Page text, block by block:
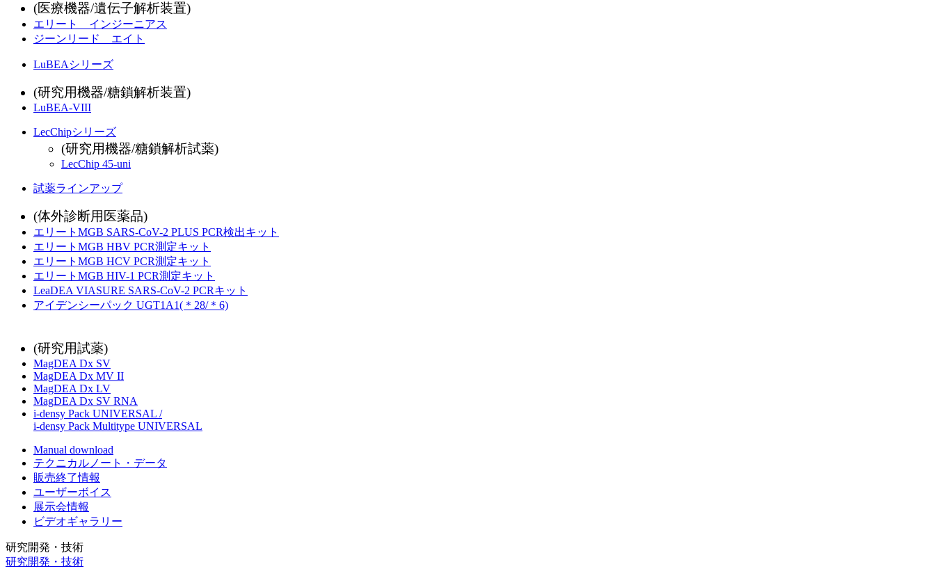
(医療機器/遺伝子解析装置)
エリート インジーニアス
ジーンリード エイト
LuBEAシリーズ
(研究用機器/糖鎖解析装置)
LuBEA-VIII
LecChipシリーズ
(研究用機器/糖鎖解析試薬)
LecChip 45-uni
試薬ラインアップ
(体外診断用医薬品)
エリートMGB SARS-CoV-2 PLUS PCR検出キット
エリートMGB HBV PCR測定キット
エリートMGB HCV PCR測定キット
エリートMGB HIV-1 PCR測定キット
LeaDEA VIASURE SARS-CoV-2 PCRキット
アイデンシーパック UGT1A1(＊28/＊6)
(研究用試薬)
MagDEA Dx SV
MagDEA Dx MV II
MagDEA Dx LV
MagDEA Dx SV RNA
i-densy Pack UNIVERSAL /
i-densy Pack Multitype UNIVERSAL
Manual download
テクニカルノート・データ
販売終了情報
ユーザーボイス
展示会情報
ビデオギャラリー
研究開発・技術
研究開発・技術